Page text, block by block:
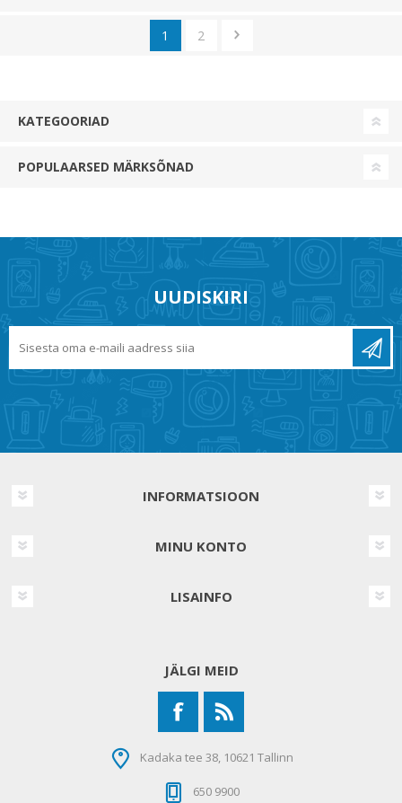
1 2
KATEGOORIAD
POPULAARSED MÄRKSÕNAD
UUDISKIRI
INFORMATSIOON
MINU KONTO
LISAINFO
JÄLGI MEID
Kadaka tee 38, 10621 Tallinn
650 9900